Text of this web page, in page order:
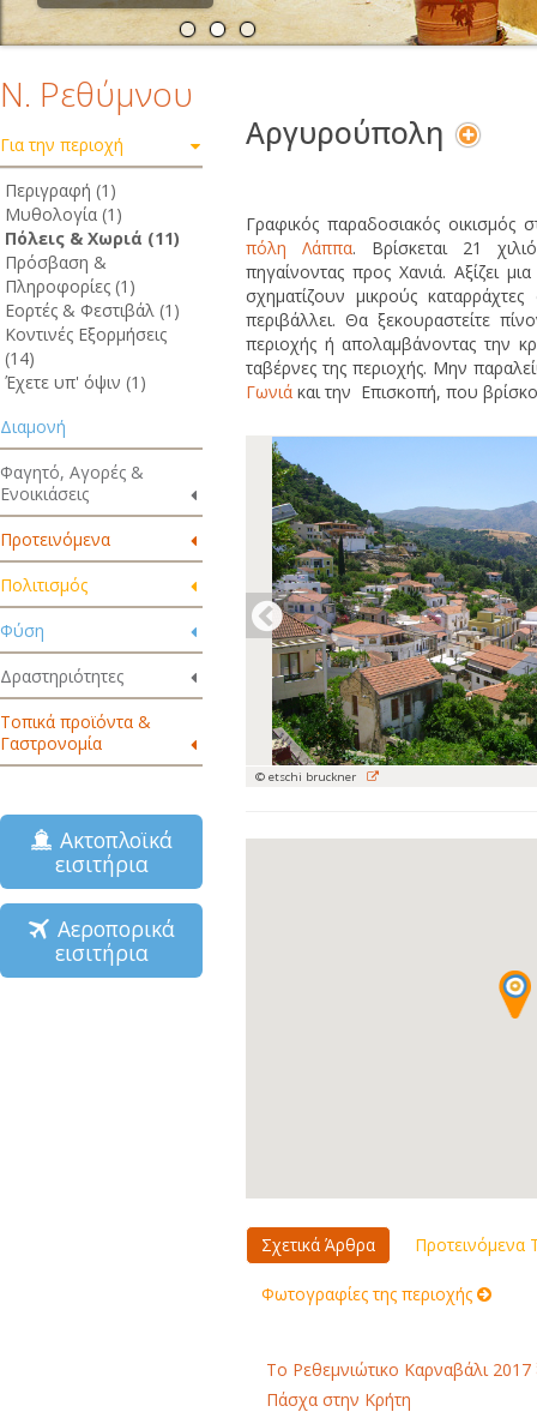
Ν. Ρεθύμνου
Για την περιοχή
Περιγραφή (1)
Μυθολογία (1)
Πόλεις & Χωριά (11)
Πρόσβαση &
Πληροφορίες (1)
Εορτές & Φεστιβάλ (1)
Κοντινές Εξορμήσεις
(14)
Έχετε υπ' όψιν (1)
Διαμονή
Φαγητό, Αγορές &
Ενοικιάσεις
Προτεινόμενα
Πολιτισμός
Φύση
Δραστηριότητες
Τοπικά προϊόντα &
Γαστρονομία
Ακτοπλοϊκά
εισιτήρια
Αεροπορικά
εισιτήρια
Αργυρούπολη
Γραφικός παραδοσιακός
πόλη Λάππα. Βρίσκεται 21
πηγαίνοντας προς Χανιά. Αξίζει
σχηματίζουν μικρούς
περιβάλλει. Θα ξεκουραστείτε
περιοχής ή απολαμβάνοντας την
ταβέρνες της περιοχής. Μην
Γωνιάκαι την Επισκοπή, που
© etschi bruckner
Σχετικά Άρθρα Προτεινόμενα
Φωτογραφίες της περιοχής
Το Ρεθεμνιώτικο Καρναβάλι 2017
Πάσχα στην Κρήτη